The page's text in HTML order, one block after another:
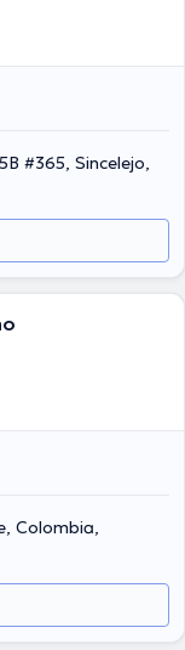
#365, Sincelejo,
Colombia,